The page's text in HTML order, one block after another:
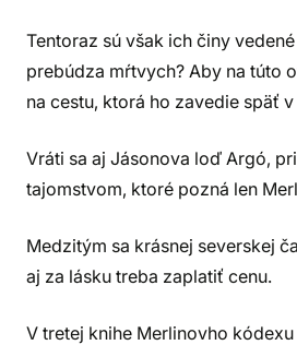
Tentoraz sú však ich činy
prebúdza mŕtvych? Aby na túto
na cestu, ktorá ho zavedie späť
Vráti sa aj Jásonova loď Argó,
tajomstvom, ktoré pozná len
Medzitým sa krásnej severskej
aj za lásku treba zaplatiť cenu.
V tretej knihe Merlinovho